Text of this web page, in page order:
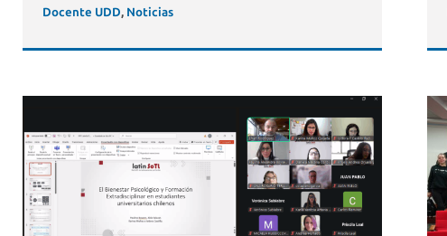
Docente UDD, Noticias